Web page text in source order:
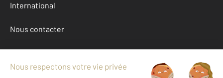
International
Nous contacter
Mentions légales & CGU et Barèmes d'honoraires